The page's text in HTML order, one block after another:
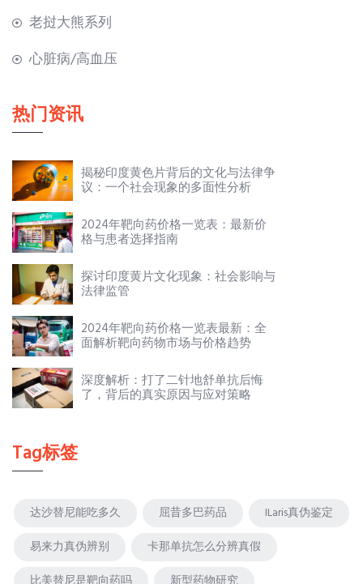
老挝大熊系列
心脏病/高血压
热门资讯
揭秘印度黄色片背后的文化与法律争
议：一个社会现象的多面性分析
2024年靶向药价格一览表：最新价
格与患者选择指南
探讨印度黄片文化现象：社会影响与
法律监管
2024年靶向药价格一览表最新：全
面解析靶向药物市场与价格趋势
深度解析：打了二针地舒单抗后悔
了，背后的真实原因与应对策略
Tag标签
达沙替尼能吃多久 屈昔多巴药品
ILaris真伪鉴定
易来力真伪辨别
卡那单抗怎么分辨真假